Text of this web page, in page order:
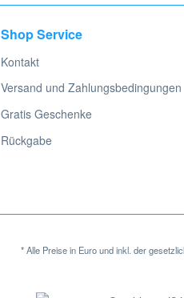
Shop Service
Kontakt
Versand und Zahlungsbedingungen
Gratis Geschenke
Rückgabe
* Alle Preise in Euro und inkl. der